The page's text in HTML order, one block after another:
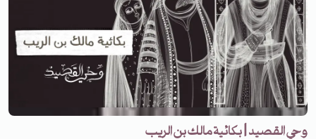
وحي القصيد | بكائية مالك بن الريب